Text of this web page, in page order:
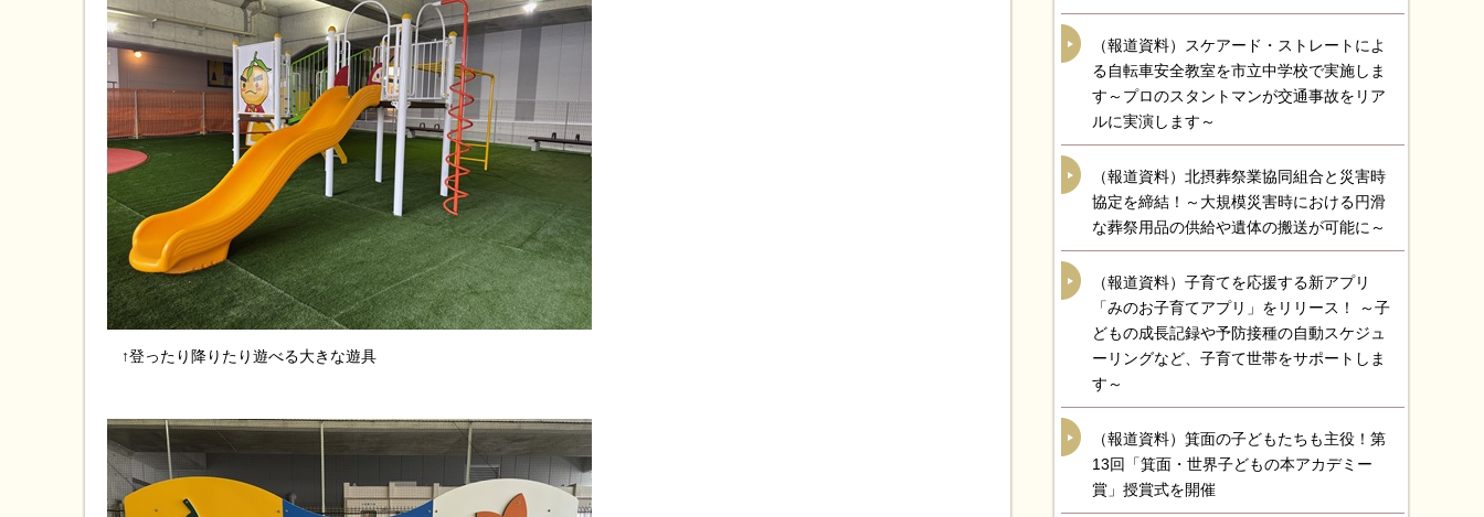
↑登ったり降りたり遊べる大きな遊具
（報道資料）スケアード・ストレートによ
る自転車安全教室を市立中学校で実施しま
す～プロのスタントマンが交通事故をリア
ルに実演します～
（報道資料）北摂葬祭業協同組合と災害時
協定を締結！～大規模災害時における円滑
な葬祭用品の供給や遺体の搬送が可能に～
（報道資料）子育てを応援する新アプリ
「みのお子育てアプリ」をリリース！ ～子
どもの成長記録や予防接種の自動スケジュ
ーリングなど、子育て世帯をサポートしま
す～
（報道資料）箕面の子どもたちも主役！第
13回「箕面・世界子どもの本アカデミー
賞」授賞式を開催